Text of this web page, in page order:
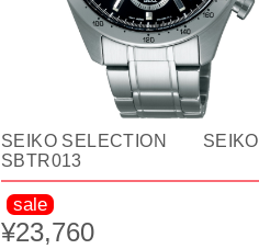
SEIKO SELECTION SEIKO
SBTR013
sale
¥23,760